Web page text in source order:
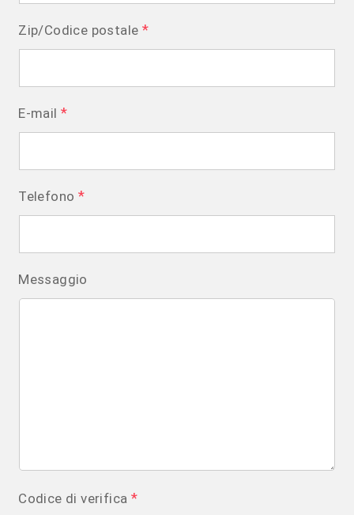
Zip/Codice postale *
E-mail *
Telefono *
Messaggio
Codice di verifica *